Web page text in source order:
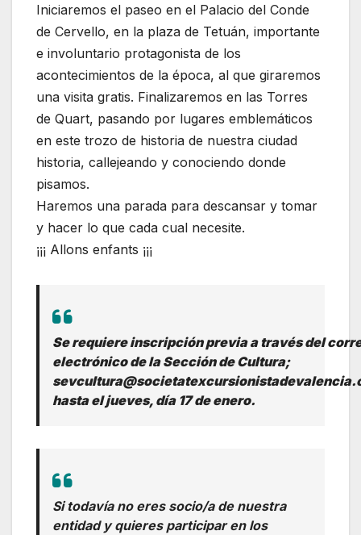
Iniciaremos el paseo en el Palacio del Conde
de Cervello, en la plaza de Tetuán, importante
e involuntario protagonista de los
acontecimientos de la época, al que giraremos
una visita gratis. Finalizaremos en las Torres
de Quart, pasando por lugares emblemáticos
en este trozo de historia de nuestra ciudad
historia, callejeando y conociendo donde
pisamos.
Haremos una parada para descansar y tomar
y hacer lo que cada cual necesite.
¡¡¡ Allons enfants ¡¡¡
Se requiere inscripción previa a través del
electrónico de la Sección de Cultura;
hasta el jueves, día 17 de enero.
Si todavía no eres socio/a de nuestra
entidad y quieres participar en los